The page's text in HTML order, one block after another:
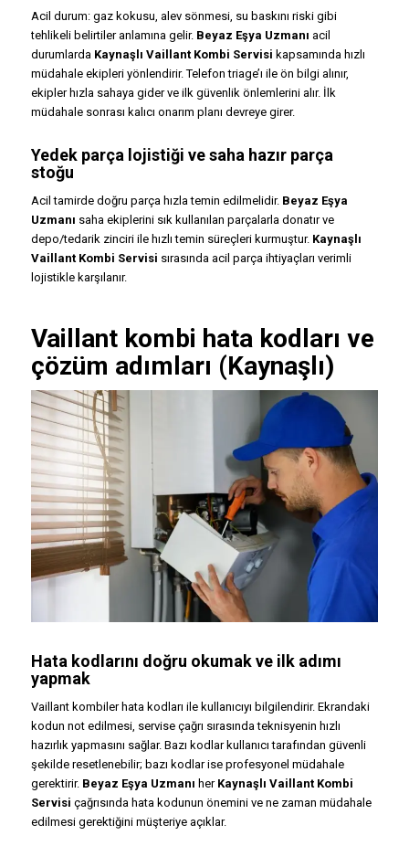
Acil durum: gaz kokusu, alev sönmesi, su baskını riski gibi
tehlikeli belirtiler anlamına gelir. Beyaz Eşya Uzmanı acil
durumlarda Kaynaşlı Vaillant Kombi Servisi kapsamında hızlı
müdahale ekipleri yönlendirir. Telefon triage’ı ile ön bilgi alınır,
ekipler hızla sahaya gider ve ilk güvenlik önlemlerini alır. İlk
müdahale sonrası kalıcı onarım planı devreye girer.
Yedek parça lojistiği ve saha hazır parça
stoğu
Acil tamirde doğru parça hızla temin edilmelidir. Beyaz Eşya
Uzmanı saha ekiplerini sık kullanılan parçalarla donatır ve
depo/tedarik zinciri ile hızlı temin süreçleri kurmuştur. Kaynaşlı
Vaillant Kombi Servisi sırasında acil parça ihtiyaçları verimli
lojistikle karşılanır.
Vaillant kombi hata kodları ve
çözüm adımları (Kaynaşlı)
Hata kodlarını doğru okumak ve ilk adımı
yapmak
Vaillant kombiler hata kodları ile kullanıcıyı bilgilendirir. Ekrandaki
kodun not edilmesi, servise çağrı sırasında teknisyenin hızlı
hazırlık yapmasını sağlar. Bazı kodlar kullanıcı tarafından güvenli
şekilde resetlenebilir; bazı kodlar ise profesyonel müdahale
gerektirir. Beyaz Eşya Uzmanı her Kaynaşlı Vaillant Kombi
Servisi çağrısında hata kodunun önemini ve ne zaman müdahale
edilmesi gerektiğini müşteriye açıklar.